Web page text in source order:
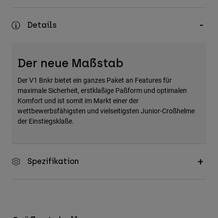
Alles in Accessoires
Hüte & Mützen
Details
Der neue Maßstab
Der V1 Bnkr bietet ein ganzes Paket an Features für
maximale Sicherheit, erstklaßige Paßform und optimalen
Komfort und ist somit im Markt einer der
wettbewerbsfähigsten und vielseitigsten Junior-Croßhelme
der Einstiegsklaße.
Spezifikation